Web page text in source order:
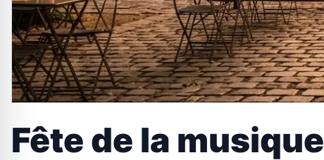
Fête de la